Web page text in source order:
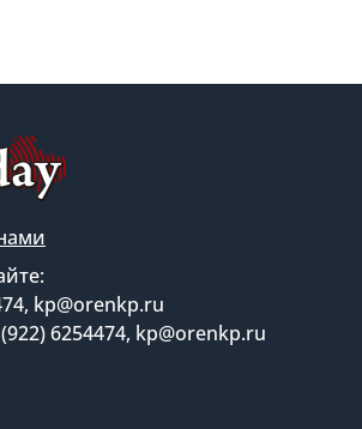
kp@orenkp.ru
6254474, kp@orenkp.ru